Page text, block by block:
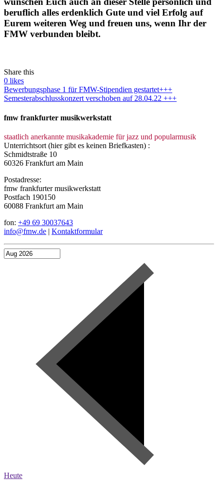
beruflich alles erdenklich Gute und viel Erfolg auf
Eurem weiteren Weg und freuen uns, wenn Ihr der
FMW verbunden bleibt.
Share this
0 likes
Bewerbungsphase 1 für FMW-Stipendien gestartet+++
Semesterabschlusskonzert verschoben auf 28.04.22 +++
fmw frankfurter musikwerkstatt
staatlich anerkannte musikakademie für jazz und popularmusik
Unterrichtsort (hier gibt es keinen Briefkasten) :
Schmidtstraße 10
60326 Frankfurt am Main
Postadresse:
fmw frankfurter musikwerkstatt
Postfach 190150
60088 Frankfurt am Main
fon: +49 69 30037643
info@fmw.de | Kontaktformular
Heute